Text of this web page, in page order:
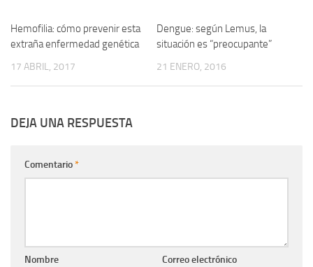
Hemofilia: cómo prevenir esta
extraña enfermedad genética
17 ABRIL, 2017
Dengue: según Lemus, la
situación es “preocupante”
21 ENERO, 2016
DEJA UNA RESPUESTA
Comentario*
Nombre Correo electrónico